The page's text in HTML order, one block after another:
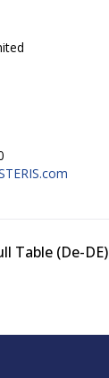
Table (de-DE)